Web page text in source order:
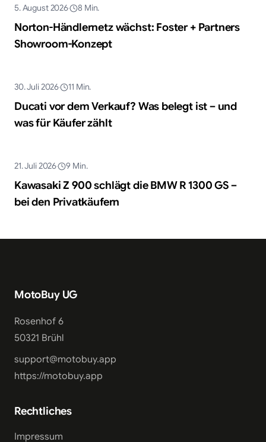
Markt & Trends
5. August 2026 8 Min.
Norton-Händlernetz wächst: Foster + Partners
Showroom-Konzept
Markt & Trends
30. Juli 2026 11 Min.
Ducati vor dem Verkauf? Was belegt ist – und
was für Käufer zählt
Markt & Trends
21. Juli 2026 9 Min.
Kawasaki Z 900 schlägt die BMW R 1300 GS –
bei den Privatkäufern
MotoBuy UG
Rosenhof 6
50321 Brühl
support@motobuy.app
https://motobuy.app
Rechtliches
Impressum